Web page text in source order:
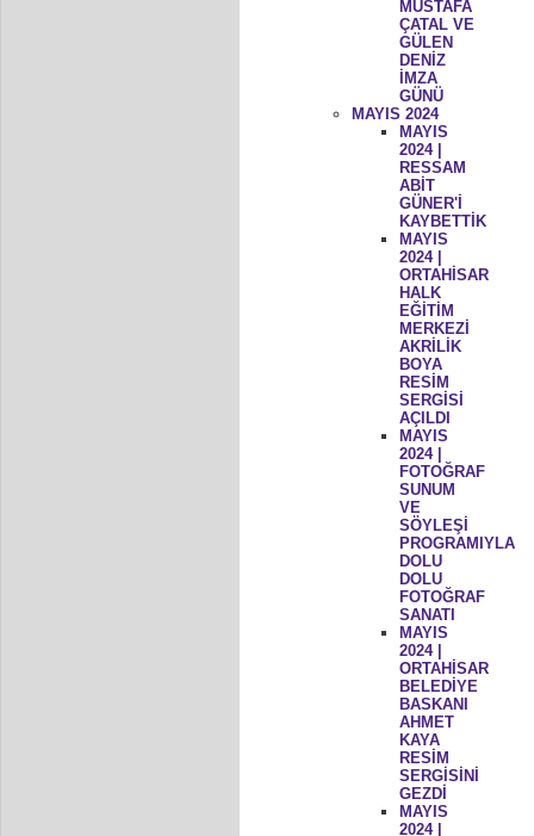
MUSTAFA
ÇATAL VE
GÜLEN
DENİZ
İMZA
GÜNÜ
MAYIS 2024
MAYIS
2024 |
RESSAM
ABİT
GÜNER'İ
KAYBETTİK
MAYIS
2024 |
ORTAHİSAR
HALK
EĞİTİM
MERKEZİ
AKRİLİK
BOYA
RESİM
SERGİSİ
AÇILDI
MAYIS
2024 |
FOTOĞRAF
SUNUM
VE
SÖYLEŞİ
PROGRAMIYLA
DOLU
DOLU
FOTOĞRAF
SANATI
MAYIS
2024 |
ORTAHİSAR
BELEDİYE
BASKANI
AHMET
KAYA
RESİM
SERGİSİNİ
GEZDİ
MAYIS
2024 |